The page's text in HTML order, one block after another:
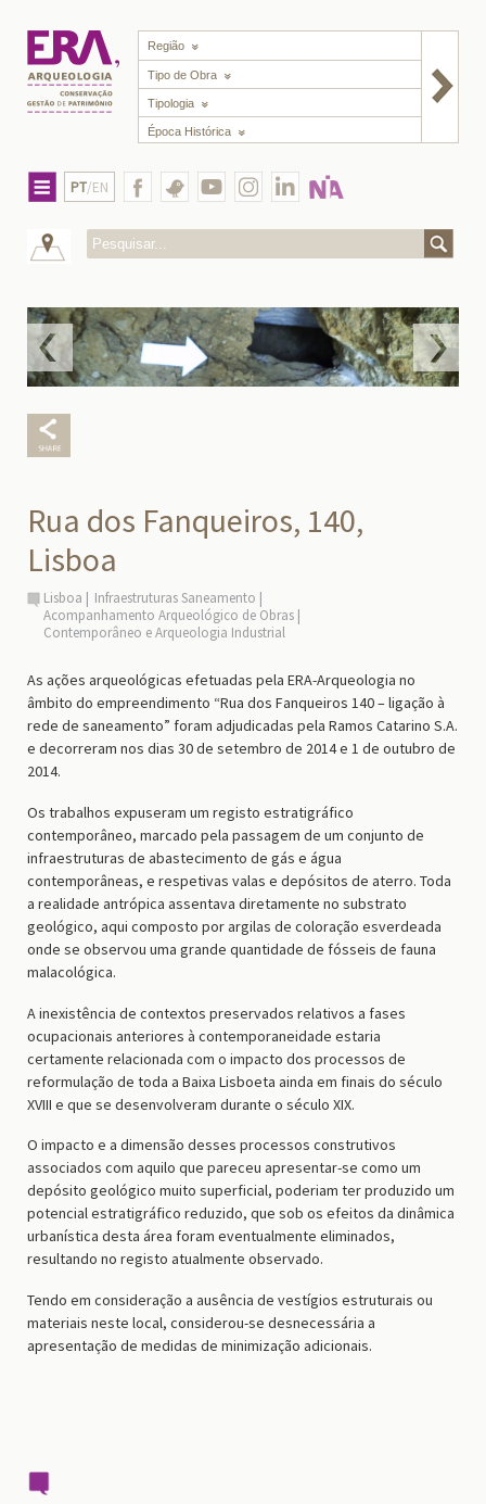
Região
Tipo de Obra
Tipologia
Época Histórica
PT/EN
Rua dos Fanqueiros, 140,
Lisboa
Lisboa
Infraestruturas Saneamento
Acompanhamento Arqueológico de Obras
Contemporâneo e Arqueologia Industrial
As ações arqueológicas efetuadas pela ERA-Arqueologia no
âmbito do empreendimento “Rua dos Fanqueiros 140 – ligação à
rede de saneamento” foram adjudicadas pela Ramos Catarino S.A.
e decorreram nos dias 30 de setembro de 2014 e 1 de outubro de
2014.
Os trabalhos expuseram um registo estratigráfico
contemporâneo, marcado pela passagem de um conjunto de
infraestruturas de abastecimento de gás e água
contemporâneas, e respetivas valas e depósitos de aterro. Toda
a realidade antrópica assentava diretamente no substrato
geológico, aqui composto por argilas de coloração esverdeada
onde se observou uma grande quantidade de fósseis de fauna
malacológica.
A inexistência de contextos preservados relativos a fases
ocupacionais anteriores à contemporaneidade estaria
certamente relacionada com o impacto dos processos de
reformulação de toda a Baixa Lisboeta ainda em finais do século
XVIII e que se desenvolveram durante o século XIX.
O impacto e a dimensão desses processos construtivos
associados com aquilo que pareceu apresentar-se como um
depósito geológico muito superficial, poderiam ter produzido um
potencial estratigráfico reduzido, que sob os efeitos da dinâmica
urbanística desta área foram eventualmente eliminados,
resultando no registo atualmente observado.
Tendo em consideração a ausência de vestígios estruturais ou
materiais neste local, considerou-se desnecessária a
apresentação de medidas de minimização adicionais.